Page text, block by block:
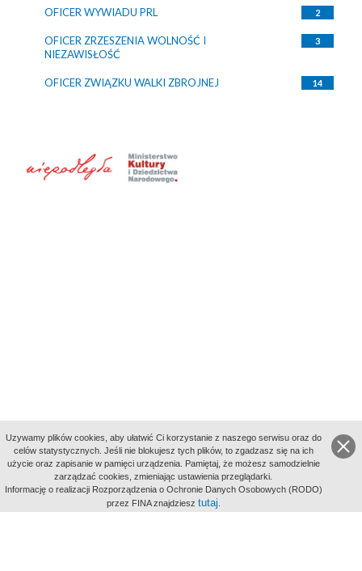
OFICER WYWIADU PRL 2
OFICER ZRZESZENIA WOLNOŚĆ I
NIEZAWISŁOŚĆ
3
OFICER ZWIĄZKU WALKI ZBROJNEJ 14
aktywności
Uzywamy plików cookies, aby ułatwić Ci korzystanie z naszego serwisu oraz do
celów statystycznych. Jeśli nie blokujesz tych plików, to zgadzasz się na ich
użycie oraz zapisanie w pamięci urządzenia. Pamiętaj, że możesz samodzielnie
zarządzać cookies, zmieniając ustawienia przeglądarki.
Informację o realizacji Rozporządzenia o Ochronie Danych Osobowych (RODO)
przez FINA znajdziesz tutaj